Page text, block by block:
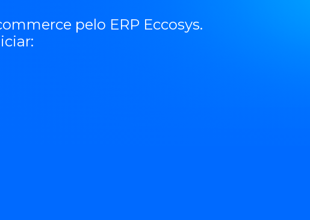
pelo ERP Eccosys.